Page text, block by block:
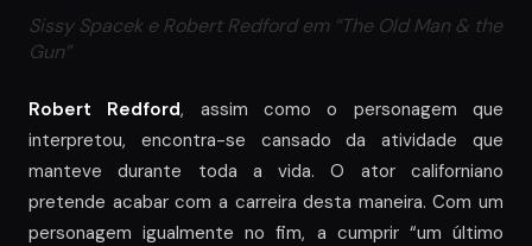
Sissy Spacek e Robert Redford em “The Old Man & the
Gun”
Robert Redford, assim como o personagem que
interpretou, encontra-se cansado da atividade que
manteve durante toda a vida. O ator californiano
pretende acabar com a carreira desta maneira. Com um
personagem igualmente no fim, a cumprir “um último